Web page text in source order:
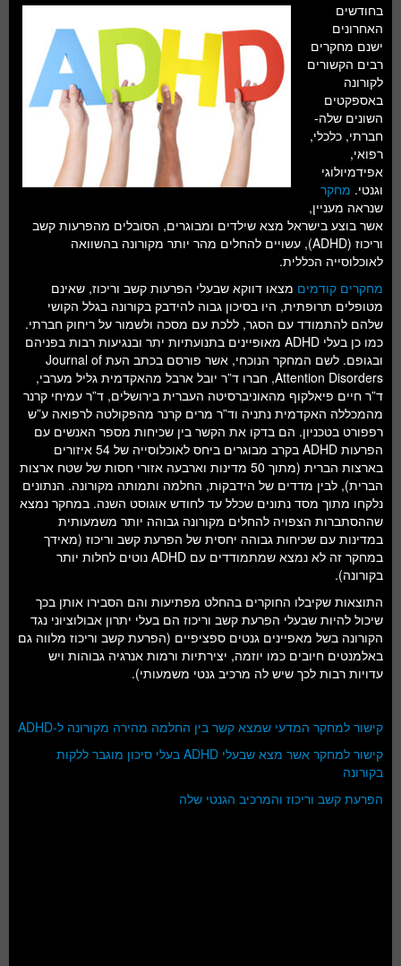
בחודשים
האחרונים
ישנם מחקרים
רבים הקשורים
לקורונה
באספקטים
השונים שלה-
חברתי, כלכלי,
רפואי,
אפידמיולוגי
וגנטי. מחקר
שנראה מעניין,
אשר בוצע בישראל מצא שילדים ומבוגרים, הסובלים מהפרעות קשב
וריכוז (ADHD), עשויים להחלים מהר יותר מקורונה בהשוואה
לאוכלוסייה הכללית.
מחקרים קודמים מצאו דווקא שבעלי הפרעות קשב וריכוז, שאינם
מטופלים תרופתית, היו בסיכון גבוה להידבק בקורונה בגלל הקושי
שלהם להתמודד עם הסגר, ללכת עם מסכה ולשמור על ריחוק חברתי.
כמו כן בעלי ADHD מאופיינים בתנועתיות יתר ובנגיעות רבות בפניהם
ובגופם. לשם המחקר הנוכחי, אשר פורסם בכתב העת Journal of
Attention Disorders, חברו ד”ר יובל ארבל מהאקדמית גליל מערבי,
ד”ר חיים פיאלקוף מהאוניברסיטה העברית בירושלים, ד”ר עמיחי קרנר
מהמכללה האקדמית נתניה וד”ר מרים קרנר מהפקולטה לרפואה ע”ש
רפפורט בטכניון. הם בדקו את הקשר בין שכיחות מספר האנשים עם
הפרעות ADHD בקרב מבוגרים ביחס לאוכלוסייה של 54 איזורים
בארצות הברית (מתוך 50 מדינות וארבעה אזורי חסות של שטח ארצות
הברית), לבין מדדים של הידבקות, החלמה ותמותה מקורונה. הנתונים
נלקחו מתוך מסד נתונים שכלל עד לחודש אוגוסט השנה. במחקר נמצא
שההסתברות הצפויה להחלים מקורונה גבוהה יותר משמעותית
במדינות עם שכיחות גבוהה יחסית של הפרעת קשב וריכוז (מאידך
במחקר זה לא נמצא שמתמודדים עם ADHD נוטים לחלות יותר
בקורונה).
התוצאות שקיבלו החוקרים בהחלט מפתיעות והם הסבירו אותן בכך
שיכול להיות שבעלי הפרעת קשב וריכוז הם בעלי יתרון אבולוציוני נגד
הקורונה בשל מאפיינים גנטים ספציפיים (הפרעת קשב וריכוז מלווה גם
באלמנטים חיובים כמו יוזמה, יצירתיות ורמות אנרגיה גבוהות ויש
עדויות רבות לכך שיש לה מרכיב גנטי משמעותי).
קישור למחקר המדעי שמצא קשר בין החלמה מהירה מקורונה ל-ADHD
קישור למחקר אשר מצא שבעלי ADHD בעלי סיכון מוגבר ללקות
בקורונה
הפרעת קשב וריכוז והמרכיב הגנטי שלה